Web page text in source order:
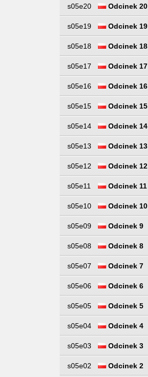
s05e20 Odcinek 20
s05e19 Odcinek 19
s05e18 Odcinek 18
s05e17 Odcinek 17
s05e16 Odcinek 16
s05e15 Odcinek 15
s05e14 Odcinek 14
s05e13 Odcinek 13
s05e12 Odcinek 12
s05e11 Odcinek 11
s05e10 Odcinek 10
s05e09 Odcinek 9
s05e08 Odcinek 8
s05e07 Odcinek 7
s05e06 Odcinek 6
s05e05 Odcinek 5
s05e04 Odcinek 4
s05e03 Odcinek 3
s05e02 Odcinek 2